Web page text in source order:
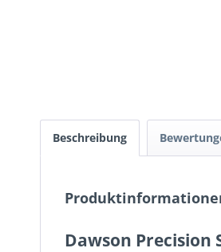
Beschreibung
Dawson Precision